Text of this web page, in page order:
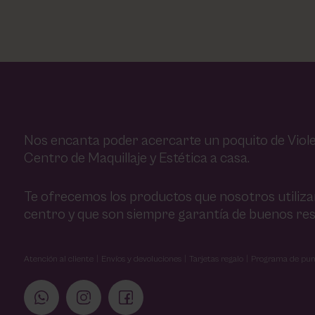
Nos encanta poder acercarte un poquito de
Centro de Maquillaje y Estética a casa.
Te ofrecemos los productos que nosotros
centro y que son siempre garantía de buenos
Atención al cliente Envíos y devoluciones Tarjetas regalo Programa de
Victoria Vynn